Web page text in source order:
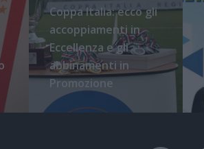
Coppa Italia: ecco gli
accoppiamenti in
Eccellenza e gli
abbinamenti in
Promozione